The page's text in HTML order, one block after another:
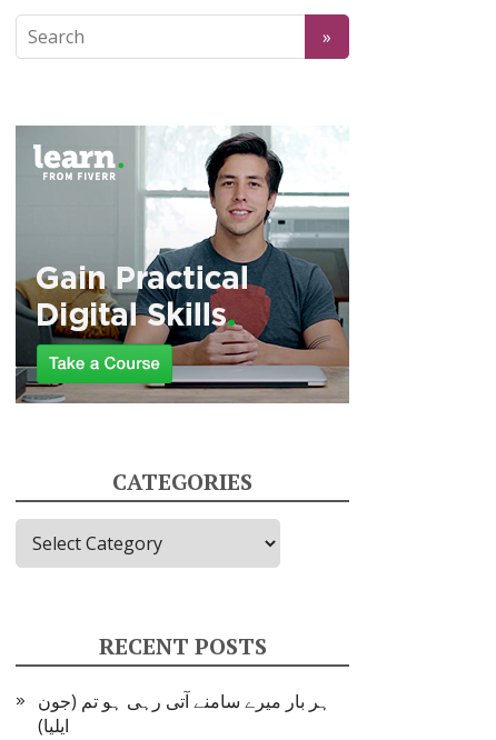
CATEGORIES
Categories
RECENT POSTS
ہر بار میرے سامنے آتی رہی ہو تم (جون
ایلیا)